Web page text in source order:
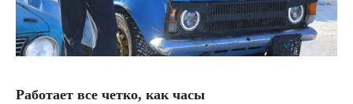
Работает все четко, как часы